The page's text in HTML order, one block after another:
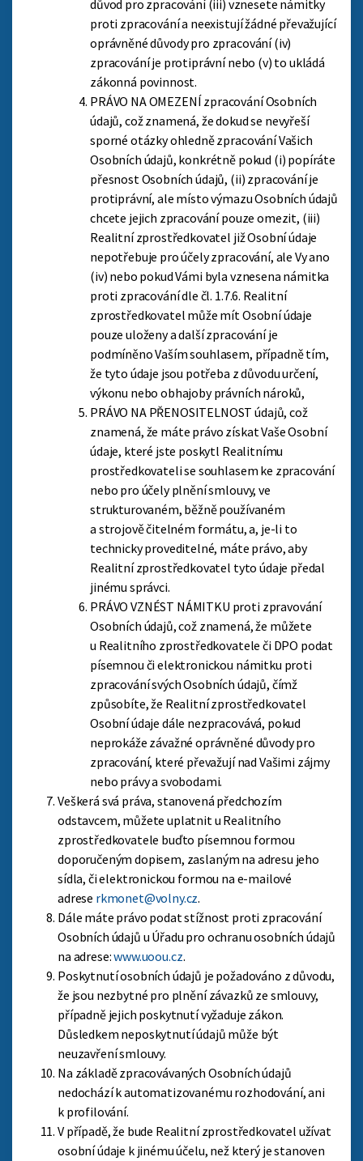
důvod pro zpracování (iii) vznesete námitky
proti zpracování a neexistují žádné převažující
oprávněné důvody pro zpracování (iv)
zpracování je protiprávní nebo (v) to ukládá
zákonná povinnost.
PRÁVO NA OMEZENÍ zpracování Osobních
údajů, což znamená, že dokud se nevyřeší
sporné otázky ohledně zpracování Vašich
Osobních údajů, konkrétně pokud (i) popíráte
přesnost Osobních údajů, (ii) zpracování je
protiprávní, ale místo výmazu Osobních údajů
chcete jejich zpracování pouze omezit, (iii)
Realitní zprostředkovatel již Osobní údaje
nepotřebuje pro účely zpracování, ale Vy ano
(iv) nebo pokud Vámi byla vznesena námitka
proti zpracování dle čl. 1.7.6. Realitní
zprostředkovatel může mít Osobní údaje
pouze uloženy a další zpracování je
podmíněno Vaším souhlasem, případně tím,
že tyto údaje jsou potřeba z důvodu určení,
výkonu nebo obhajoby právních nároků,
PRÁVO NA PŘENOSITELNOST údajů, což
znamená, že máte právo získat Vaše Osobní
údaje, které jste poskytl Realitnímu
prostředkovateli se souhlasem ke zpracování
nebo pro účely plnění smlouvy, ve
strukturovaném, běžně používaném
a strojově čitelném formátu, a, je-li to
technicky proveditelné, máte právo, aby
Realitní zprostředkovatel tyto údaje předal
jinému správci.
PRÁVO VZNÉST NÁMITKU proti zpravování
Osobních údajů, což znamená, že můžete
u Realitního zprostředkovatele či DPO podat
písemnou či elektronickou námitku proti
zpracování svých Osobních údajů, čímž
způsobíte, že Realitní zprostředkovatel
Osobní údaje dále nezpracovává, pokud
neprokáže závažné oprávněné důvody pro
zpracování, které převažují nad Vašimi zájmy
nebo právy a svobodami.
Veškerá svá práva, stanovená předchozím
odstavcem, můžete uplatnit u Realitního
zprostředkovatele buďto písemnou formou
doporučeným dopisem, zaslaným na adresu jeho
sídla, či elektronickou formou na e-mailové
adrese rkmonet@volny.cz.
Dále máte právo podat stížnost proti zpracování
Osobních údajů u Úřadu pro ochranu osobních údajů
na adrese:www.uoou.cz.
Poskytnutí osobních údajů je požadováno z důvodu,
že jsou nezbytné pro plnění závazků ze smlouvy,
případně jejich poskytnutí vyžaduje zákon.
Důsledkem neposkytnutí údajů může být
neuzavření smlouvy.
Na základě zpracovávaných Osobních údajů
nedochází k automatizovanému rozhodování, ani
k profilování.
V případě, že bude Realitní zprostředkovatel užívat
osobní údaje k jinému účelu, než který je stanoven